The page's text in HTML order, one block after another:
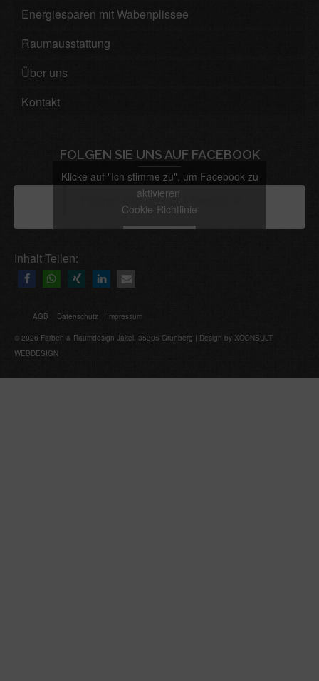
Energiesparen mit Wabenplissee
Raumausstattung
Über uns
Kontakt
FOLGEN SIE UNS AUF FACEBOOK
Folgen Sie uns auf facebook
Klicke auf "Ich stimme zu", um Facebook zu
aktivieren
Cookie-Richtlinie
Inhalt Teilen:
AGB Datenschutz Impressum
© 2026 Farben & Raumdesign Jäkel. 35305 Grünberg | Design by XCONSULT
WEBDESIGN